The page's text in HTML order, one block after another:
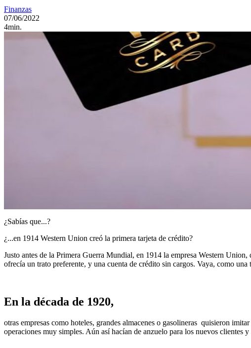
Finanzas
07/06/2022
4min.
¿Sabías que...?
¿...en 1914 Western Union creó la primera tarjeta de crédito?
Justo antes de la Primera Guerra Mundial, en 1914 la empresa Western
ofrecía un trato preferente, y una cuenta de crédito sin cargos. Vaya, como una
En la década de 1920,
otras empresas como hoteles, grandes almacenes o gasolineras quisieron
operaciones muy simples. Aún así hacían de anzuelo para los nuevos clientes